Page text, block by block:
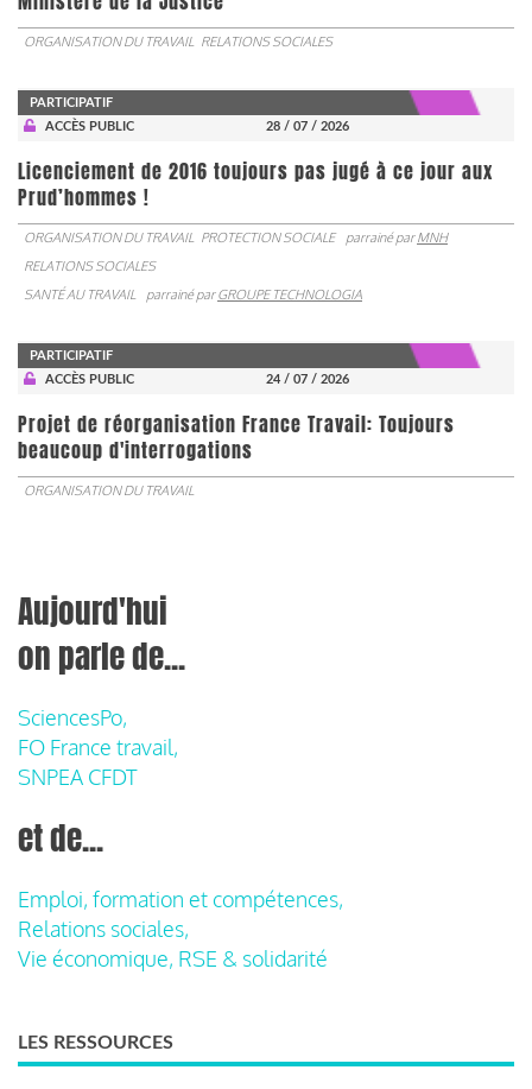
ORGANISATION DU TRAVAIL RELATIONS SOCIALES
PARTICIPATIF
ACCÈS PUBLIC
28 / 07 / 2026
Licenciement de 2016 toujours pas jugé à ce jour aux
Prud’hommes !
ORGANISATION DU TRAVAIL PROTECTION SOCIALE parrainé parMNH
RELATIONS SOCIALES
SANTÉ AU TRAVAIL
parrainé parGROUPE TECHNOLOGIA
PARTICIPATIF
ACCÈS PUBLIC
24 / 07 / 2026
Projet de réorganisation France Travail: Toujours
beaucoup d'interrogations
ORGANISATION DU TRAVAIL
Aujourd'hui
on parle de...
SciencesPo,
FO France travail,
SNPEA CFDT
et de...
Emploi, formation et compétences,
Relations sociales,
Vie économique, RSE & solidarité
LES RESSOURCES